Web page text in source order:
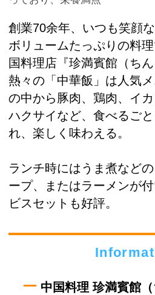
創業70余年、いつも笑顔
ボリュームたっぷりの料
国料理店『珍満賓館（ち
熱々の「中華飯」は人気
の中から豚肉、鶏肉、イカ
ハクサイなど、食べるご
れ、楽しく味わえる。
ランチ時にはうま煮など
ープ、またはラーメンが
ビスセットも好評。
中国料理 珍満賓館